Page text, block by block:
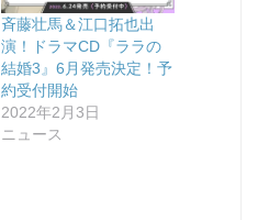
斉藤壮馬＆江口拓也出
演！ドラマCD『ララの
結婚3』6月発売決定！予
約受付開始
2022年2月3日
ニュース